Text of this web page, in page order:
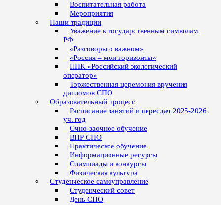
Воспитательная работа
Мероприятия
Наши традиции
Уважение к государственным символам
РФ
«Разговоры о важном»
«Россия – мои горизонты»
ППК «Российский экологический
оператор»
Торжественная церемония вручения
дипломов СПО
Образовательный процесс
Расписание занятий и пересдач 2025-2026
уч. год
Очно-заочное обучение
ВПР СПО
Практическое обучение
Информационные ресурсы
Олимпиады и конкурсы
Физическая культура
Студенческое самоуправление
Студенческий совет
День СПО